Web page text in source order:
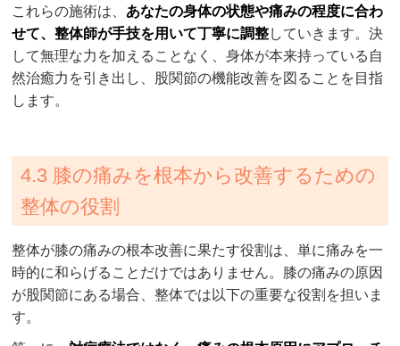
これらの施術は、 あなたの身体の状態や痛みの程度に合わ
せて、整体師が手技を用いて丁寧に調整していきます。決
して無理な力を加えることなく、身体が本来持っている自
然治癒力を引き出し、股関節の機能改善を図ることを目指
します。
4.3 膝の痛みを根本から改善するための
整体の役割
整体が膝の痛みの根本改善に果たす役割は、単に痛みを一
時的に和らげることだけではありません。膝の痛みの原因
が股関節にある場合、整体では以下の重要な役割を担いま
す。